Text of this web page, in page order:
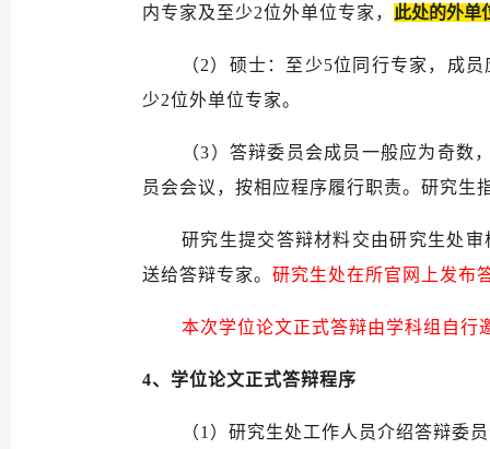
内专家及至少2位外单位专家， 此处的外单
（2） 硕士：至少5位同行专家，成员
少2位外单位专家。
（3） 答辩委员会成员一般应为奇数
员会会议，按相应程序履行职责。研究生
研究生提交答辩材料交由研究生处 审
送给答辩专家。 研究生处在所官网上发布
本次学位论文正式答辩由学科组自行
4、 学位论文正式答辩程序
（1）研究生处工作人员介绍答辩委